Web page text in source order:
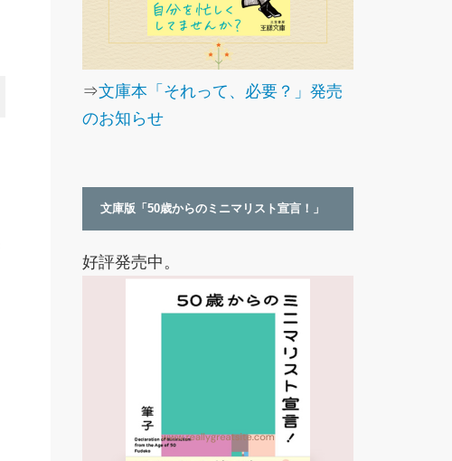
⇒文庫本「それって、必要？」発売
のお知らせ
文庫版「50歳からのミニマリスト宣言！」
好評発売中。